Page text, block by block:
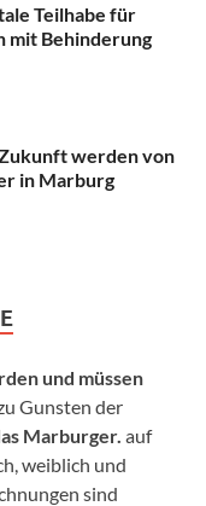
Teilhabe für
mit Behinderung
werden von
in Marburg
und müssen
Gunsten der
Marburger. auf
weiblich und
sind